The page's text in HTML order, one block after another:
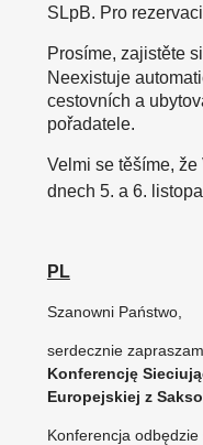
SLpB. Pro
Prosíme, zajistěte
Neexistuje
cestovních a
pořadatele.
Velmi se těšíme,
dnech 5. a 6.
PL
Szanowni Państwo,
serdecznie
Konferencję
Europejskiej z
Konferencja odbędzie